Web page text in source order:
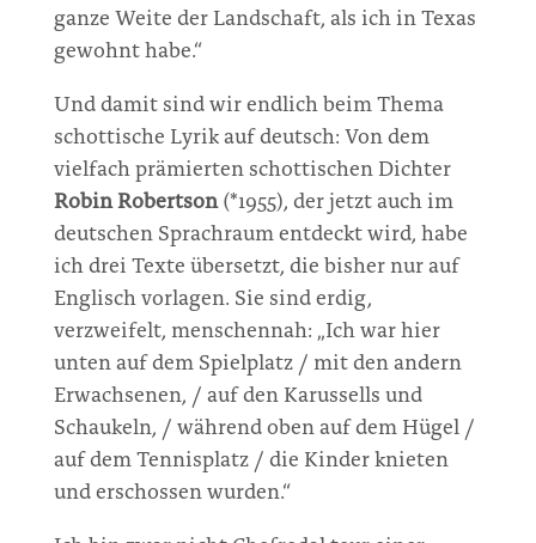
ganze Weite der Landschaft, als ich in Texas
gewohnt habe.“
Und damit sind wir endlich beim Thema
schottische Lyrik auf deutsch: Von dem
vielfach prämierten schottischen Dichter
Robin Robertson(*1955), der jetzt auch im
deutschen Sprachraum entdeckt wird, habe
ich drei Texte übersetzt, die bisher nur auf
Englisch vorlagen. Sie sind erdig,
verzweifelt, menschennah: „Ich war hier
unten auf dem Spielplatz / mit den andern
Erwachsenen, / auf den Karussells und
Schaukeln, / während oben auf dem Hügel /
auf dem Tennisplatz / die Kinder knieten
und erschossen wurden.“